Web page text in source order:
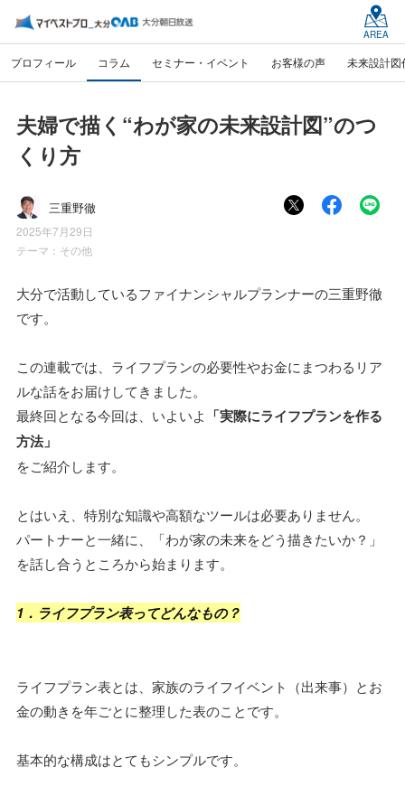
AREA
プロフィール コラム セミナー・イベント お客様の声 未来設計図
夫婦で描く“わが家の未来設計図”のつ
くり方
三重野徹
2025年7月29日
テーマ： その他
大分で活動しているファイナンシャルプランナーの三重野徹
です。
この連載では、ライフプランの必要性やお金にまつわるリア
ルな話をお届けしてきました。
最終回となる今回は、いよいよ 「実際にライフプランを作る
方法」
をご紹介します。
とはいえ、特別な知識や高額なツールは必要ありません。
パートナーと一緒に、「わが家の未来をどう描きたいか？」
を話し合うところから始まります。
1．ライフプラン表ってどんなもの？
ライフプラン表とは、家族のライフイベント（出来事）とお
金の動きを年ごとに整理した表のことです。
基本的な構成はとてもシンプルです。